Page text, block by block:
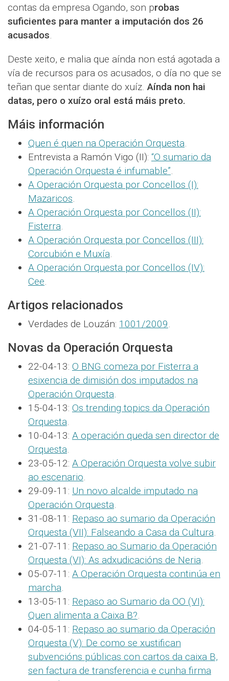
contas da empresa Ogando, son probas
suficientes para manter a imputación dos 26
acusados.
Deste xeito, e malia que aínda non está agotada a
vía de recursos para os acusados, o día no que se
teñan que sentar diante do xuíz.Aínda non hai
datas, pero o xuízo oral está máis preto.
Máis información
Quen é quen na Operación Orquesta.
Entrevista a Ramón Vigo (II): “O sumario da
Operación Orquesta é infumable”.
A Operación Orquesta por Concellos (I):
Mazaricos.
A Operación Orquesta por Concellos (II):
Fisterra.
A Operación Orquesta por Concellos (III):
Corcubión e Muxía.
A Operación Orquesta por Concellos (IV):
Cee.
Artigos relacionados
Verdades de Louzán: 1001/2009.
Novas da Operación Orquesta
22-04-13: O BNG comeza por Fisterra a
esixencia de dimisión dos imputados na
Operación Orquesta.
15-04-13: Os trending topics da Operación
Orquesta.
10-04-13: A operación queda sen director de
Orquesta.
23-05-12: A Operación Orquesta volve subir
ao escenario.
29-09-11: Un novo alcalde imputado na
Operación Orquesta.
31-08-11: Repaso ao sumario da Operación
Orquesta (VII): Falseando a Casa da Cultura.
21-07-11: Repaso ao Sumario da Operación
Orquesta (VI): As adxudicacións de Neria.
05-07-11: A Operación Orquesta continúa en
marcha.
13-05-11: Repaso ao Sumario da OO (VI):
Quen alimenta a Caixa B?.
04-05-11: Repaso ao sumario da Operación
Orquesta (V): De como se xustifican
subvencións públicas con cartos da caixa B,
sen factura de transferencia e cunha firma